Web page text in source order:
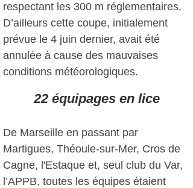
respectant les 300 m réglementaires.
D’ailleurs cette coupe, initialement
prévue le 4 juin dernier, avait été
annulée à cause des mauvaises
conditions météorologiques.
22 équipages en lice
De Marseille en passant par
Martigues, Théoule-sur-Mer, Cros de
Cagne, l'Estaque et, seul club du Var,
l’APPB, toutes les équipes étaient